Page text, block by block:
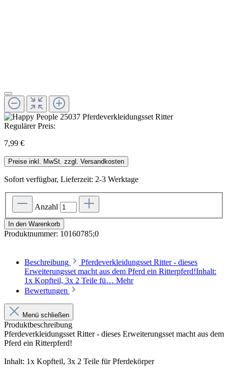
Regulärer Preis:
7,99 €
Preise inkl. MwSt. zzgl. Versandkosten
Sofort verfügbar, Lieferzeit: 2-3 Werktage
Anzahl
In den Warenkorb
Produktnummer: 10160785;0
Beschreibung
Pferdeverkleidungsset Ritter - dieses
Erweiterungsset macht aus dem Pferd ein Ritterpferd!Inhalt:
1x Kopfteil, 3x 2 Teile fü… Mehr
Bewertungen
Menü schließen
Produktbeschreibung
Pferdeverkleidungsset Ritter - dieses Erweiterungsset macht aus dem
Pferd ein Ritterpferd!
Inhalt: 1x Kopfteil, 3x 2 Teile für Pferdekörper